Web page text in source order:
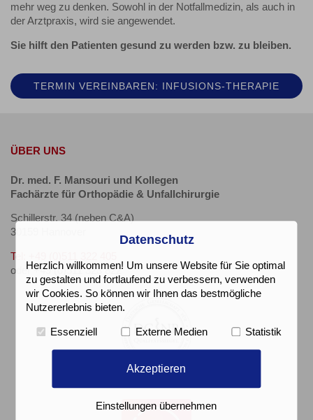
mehr weg zu denken. Sowohl in der Notfallmedizin, als auch in
der Arztpraxis, wird sie angewendet.
Sie hilft den Patienten gesund zu werden bzw. zu bleiben.
TERMIN VEREINBAREN: INFUSIONS-THERAPIE
ÜBER UNS
Dr. med. F. Mansouri und Kollegen
Fachärzte für Orthopädie & Unfallchirurgie
Schillerstr. 34 (neben C&A)
30159 Hannover
Tel: +49 (0)511 322 405
oder +49 (0)511 323 822
Datenschutz
Herzlich willkommen! Um unsere Website für Sie optimal
zu gestalten und fortlaufend zu verbessern, verwenden
wir Cookies. So können wir Ihnen das bestmögliche
Nutzererlebnis bieten.
Essenziell Externe Medien Statistik
Akzeptieren
Einstellungen übernehmen